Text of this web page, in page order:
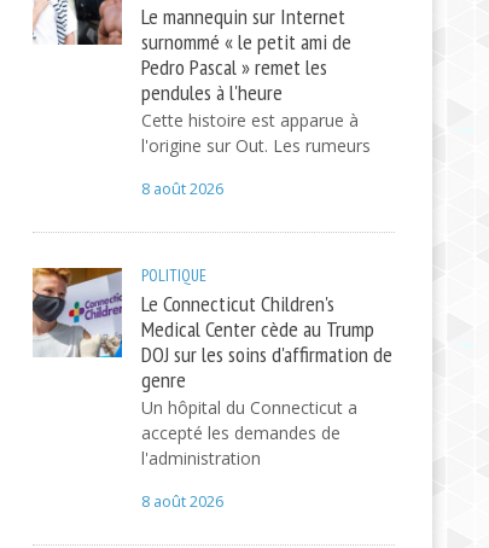
Le mannequin sur Internet
surnommé « le petit ami de
Pedro Pascal » remet les
pendules à l'heure
Cette histoire est apparue à
l'origine sur Out. Les rumeurs
8 août 2026
POLITIQUE
Le Connecticut Children's
Medical Center cède au Trump
DOJ sur les soins d'affirmation de
genre
Un hôpital du Connecticut a
accepté les demandes de
l'administration
8 août 2026